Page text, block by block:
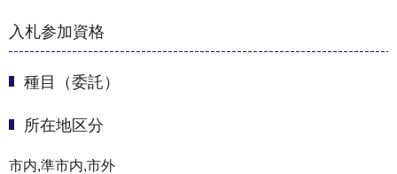
入札参加資格
種目（委託）
所在地区分
市内,準市内,市外